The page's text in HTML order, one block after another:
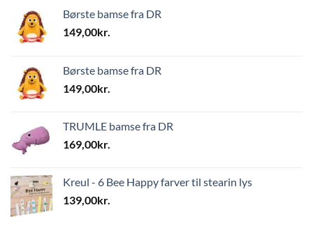
Børste bamse fra DR
149,00kr.
Børste bamse fra DR
149,00kr.
TRUMLE bamse fra DR
169,00kr.
Kreul - 6 Bee Happy farver til stearin lys
139,00kr.